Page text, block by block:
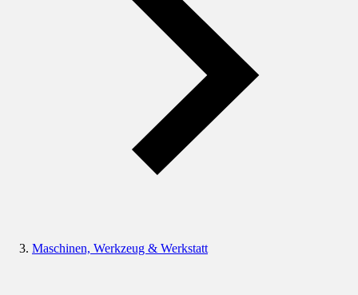
Maschinen, Werkzeug & Werkstatt